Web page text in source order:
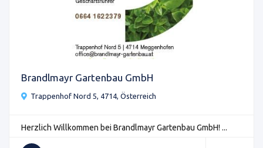
Brandlmayr Gartenbau GmbH
Trappenhof Nord 5, 4714, Österreich
Herzlich Willkommen bei Brandlmayr Gartenbau GmbH! ...